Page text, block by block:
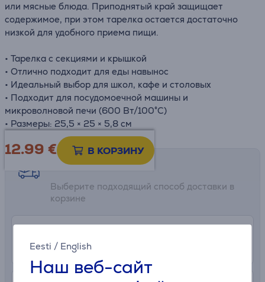
Eesti / English
Наш веб-сайт
или мясные блюда. Приподнятый край защищает
содержимое, при этом тарелка остается достаточно
низкой для удобного приема пищи.
• Тарелка с секциями и крышкой
• Отлично подходит для еды навынос
• Идеальный выбор для школ, кафе и столовых
• Подходит для посудомоечной машины и
микроволновой печи (600 Вт/100°C)
• Размеры: 25,5 × 25 × 5,8 см
12.99 € В КОРЗИНУ
Возможности доставки
Выберите подходящий способ доставки в
корзине
10. - 12. августа